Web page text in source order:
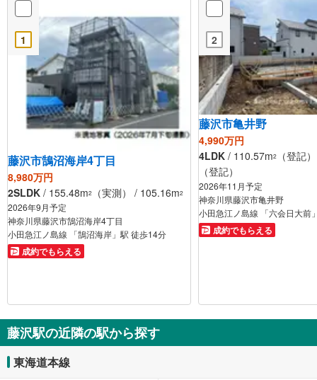
1
藤沢市鵠沼海岸4丁目
8,980万円
2SLDK / 155.48m2 （実測） / 105.16m2
2026年9月予定
神奈川県藤沢市鵠沼海岸4丁目
小田急江ノ島線 「鵠沼海岸」駅 徒歩14分
成約でもらえる
2
藤沢市亀井野
4,990万円
4LDK / 110.57m2
（登記
（登記）
2026年11月予定
神奈川県藤沢市亀井野
小田急江ノ島線 「六会日大前
成約でもらえる
藤沢駅の近隣の駅から探す
東海道本線